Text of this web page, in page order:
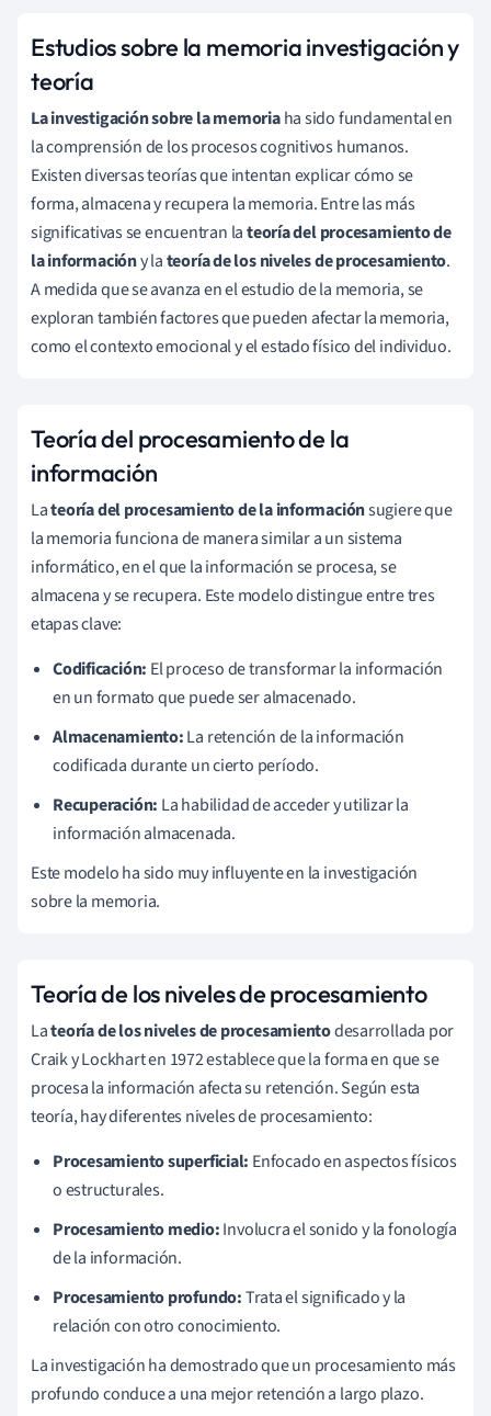
Estudios sobre la memoria investigación y
teoría
La investigación sobre la memoriaha sido fundamental en
la comprensión de los procesos cognitivos humanos.
Existen diversas teorías que intentan explicar cómo se
forma, almacena y recupera la memoria. Entre las más
significativas se encuentran lateoría del procesamiento de
la informacióny lateoría de los niveles de procesamiento.
A medida que se avanza en el estudio de la memoria, se
exploran también factores que pueden afectar la memoria,
como el contexto emocional y el estado físico del individuo.
Teoría del procesamiento de la
información
Lateoría del procesamiento de la informaciónsugiere que
la memoria funciona de manera similar a un sistema
informático, en el que la información se procesa, se
almacena y se recupera. Este modelo distingue entre tres
etapas clave:
Codificación: El proceso de transformar la información
en un formato que puede ser almacenado.
Almacenamiento:La retención de la información
codificada durante un cierto período.
Recuperación: La habilidad de acceder y utilizar la
información almacenada.
Este modelo ha sido muy influyente en la investigación
sobre la memoria.
Teoría de los niveles de procesamiento
Lateoría de los niveles de procesamientodesarrollada por
Craik y Lockhart en 1972 establece que la forma en que se
procesa la información afecta su retención. Según esta
teoría, hay diferentes niveles de procesamiento:
Procesamiento superficial: Enfocado en aspectos físicos
o estructurales.
Procesamiento medio:Involucra el sonido y la fonología
de la información.
Procesamiento profundo:Trata el significado y la
relación con otro conocimiento.
La investigación ha demostrado que un procesamiento más
profundo conduce a una mejor retención a largo plazo.